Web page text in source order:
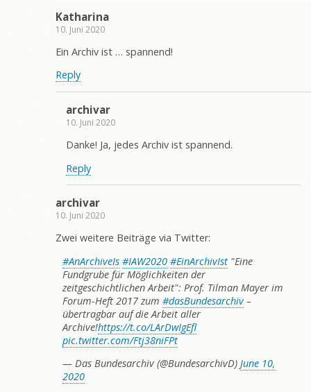
Katharina
10. Juni 2020
Ein Archiv ist … spannend!
Reply
archivar
10. Juni 2020
Danke! Ja, jedes Archiv ist spannend.
Reply
archivar
10. Juni 2020
Zwei weitere Beiträge via Twitter:
#AnArchiveIs #IAW2020 #EinArchivIst "Eine
Fundgrube für Möglichkeiten der
zeitgeschichtlichen Arbeit": Prof. Tilman Mayer im
Forum-Heft 2017 zum #dasBundesarchiv–
übertragbar auf die Arbeit aller
Archive!https://t.co/LArDwIgEfl
pic.twitter.com/Ftj38niFPt
— Das Bundesarchiv (@BundesarchivD) June 10,
2020